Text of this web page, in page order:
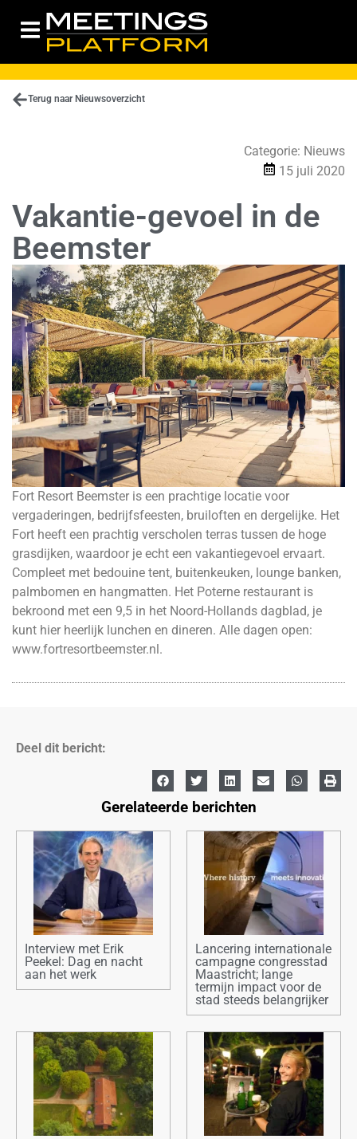
Terug naar Nieuwsoverzicht
Categorie: Nieuws
15 juli 2020
Vakantie-gevoel in de
Beemster
Fort Resort Beemster is een prachtige locatie voor
vergaderingen, bedrijfsfeesten, bruiloften en dergelijke. Het
Fort heeft een prachtig verscholen terras tussen de hoge
grasdijken, waardoor je echt een vakantiegevoel ervaart.
Compleet met bedouine tent, buitenkeuken, lounge banken,
palmbomen en hangmatten. Het Poterne restaurant is
bekroond met een 9,5 in het Noord-Hollands dagblad, je
kunt hier heerlijk lunchen en dineren. Alle dagen open:
www.fortresortbeemster.nl.
Deel dit bericht:
Gerelateerde berichten
Interview met Erik
Peekel: Dag en nacht
aan het werk
Lancering internationale
campagne congresstad
Maastricht; lange
termijn impact voor de
stad steeds belangrijker